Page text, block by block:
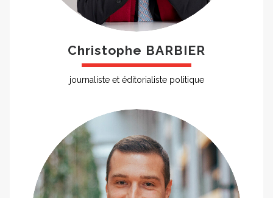
Christophe BARBIER
journaliste et éditorialiste politique